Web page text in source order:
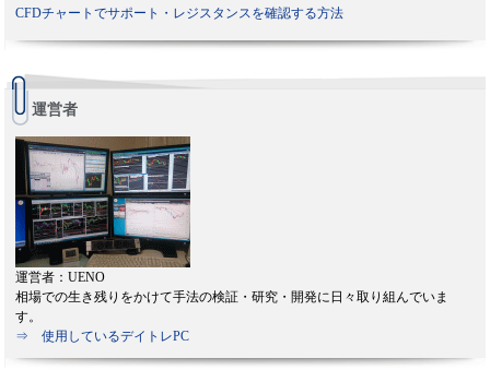
CFDチャートでサポート・レジスタンスを確認する方法
運営者
運営者：UENO
相場での生き残りをかけて手法の検証・研究・開発に日々取り組んでいま
す。
⇒ 使用しているデイトレPC